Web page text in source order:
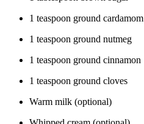
1 teaspoon ground cardamom
1 teaspoon ground nutmeg
1 teaspoon ground cinnamon
1 teaspoon ground cloves
Warm milk (optional)